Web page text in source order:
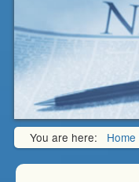
You are here: Home